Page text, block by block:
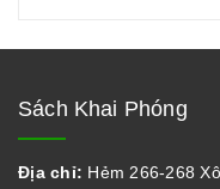
Sách Khai Phóng
Địa chỉ: Hẻm 266-268